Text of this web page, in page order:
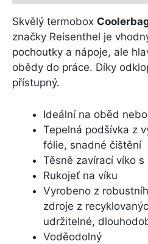
Skvělý termobox
značky Reisenthel je
pochoutky a nápoje, ale
obědy do práce. Díky
přístupný.
Ideální na oběd
Tepelná podšívka z
fólie, snadné čištění
Těsně zavírací víko
Rukojeť na víku
Vyrobeno z
zdroje z
udržitelné,
Voděodolný